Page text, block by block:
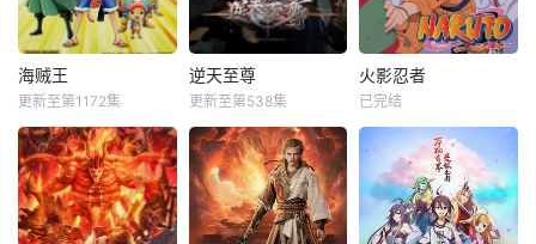
海贼王
更新至第1172集
逆天至尊
更新至第538集
火影忍者
已完结